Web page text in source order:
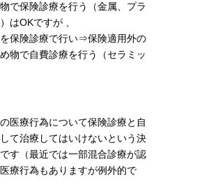
で保険診療を行う（金属、プラ
はOKですが 、
保険診療で行い⇒保険適用外の
物で自費診療を行う（セラミッ
医療行為について保険診療と自
て治療してはいけないという決
す（最近では一部混合診療が認
療行為もありますが例外的で